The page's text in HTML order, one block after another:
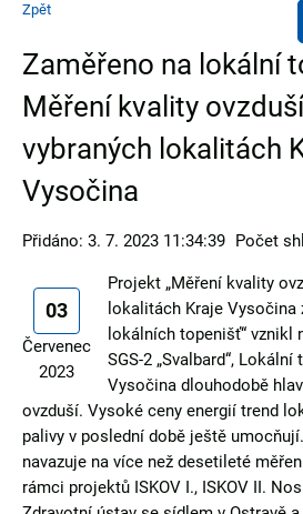
Zpět
Zaměřeno na lokální
Měření kvality
vybraných lokalitách
Vysočina
Přidáno: 3. 7. 2023 11:34:39 Počet
03
Červenec
2023
Projekt „Měření kvality
lokalitách Kraje Vysočina
lokálních topenišť“ vznikl
SGS-2 „Svalbard“,
Vysočina dlouhodobě
ovzduší. Vysoké ceny energií trend
palivy v poslední době ještě
navazuje na více než desetileté
rámci projektů ISKOV I., ISKOV II.